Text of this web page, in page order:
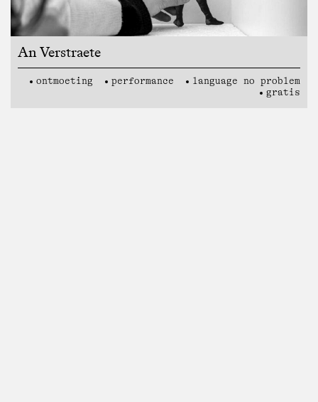
An Verstraete
ontmoeting performance
language no problem
gratis